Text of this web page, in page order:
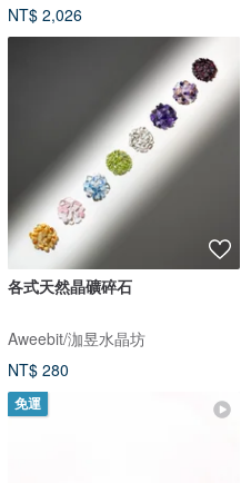
NT$ 2,026
各式天然晶礦碎石
Aweebit/泇昱水晶坊
NT$ 280
免運